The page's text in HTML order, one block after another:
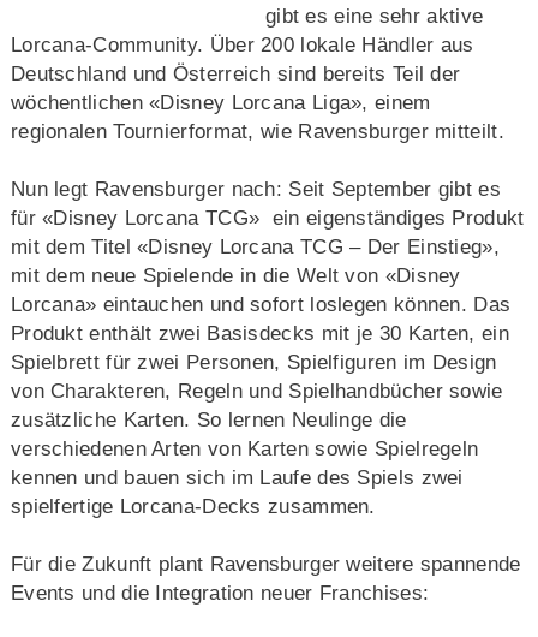
gibt es eine sehr aktive
Lorcana-Community. Über 200 lokale Händler aus
Deutschland und Österreich sind bereits Teil der
wöchentlichen «Disney Lorcana Liga», einem
regionalen Tournierformat, wie Ravensburger mitteilt.
Nun legt Ravensburger nach: Seit September gibt es
für «Disney Lorcana TCG» ein eigenständiges Produkt
mit dem Titel «Disney Lorcana TCG – Der Einstieg»,
mit dem neue Spielende in die Welt von «Disney
Lorcana» eintauchen und sofort loslegen können. Das
Produkt enthält zwei Basisdecks mit je 30 Karten, ein
Spielbrett für zwei Personen, Spielfiguren im Design
von Charakteren, Regeln und Spielhandbücher sowie
zusätzliche Karten. So lernen Neulinge die
verschiedenen Arten von Karten sowie Spielregeln
kennen und bauen sich im Laufe des Spiels zwei
spielfertige Lorcana-Decks zusammen.
Für die Zukunft plant Ravensburger weitere spannende
Events und die Integration neuer Franchises: